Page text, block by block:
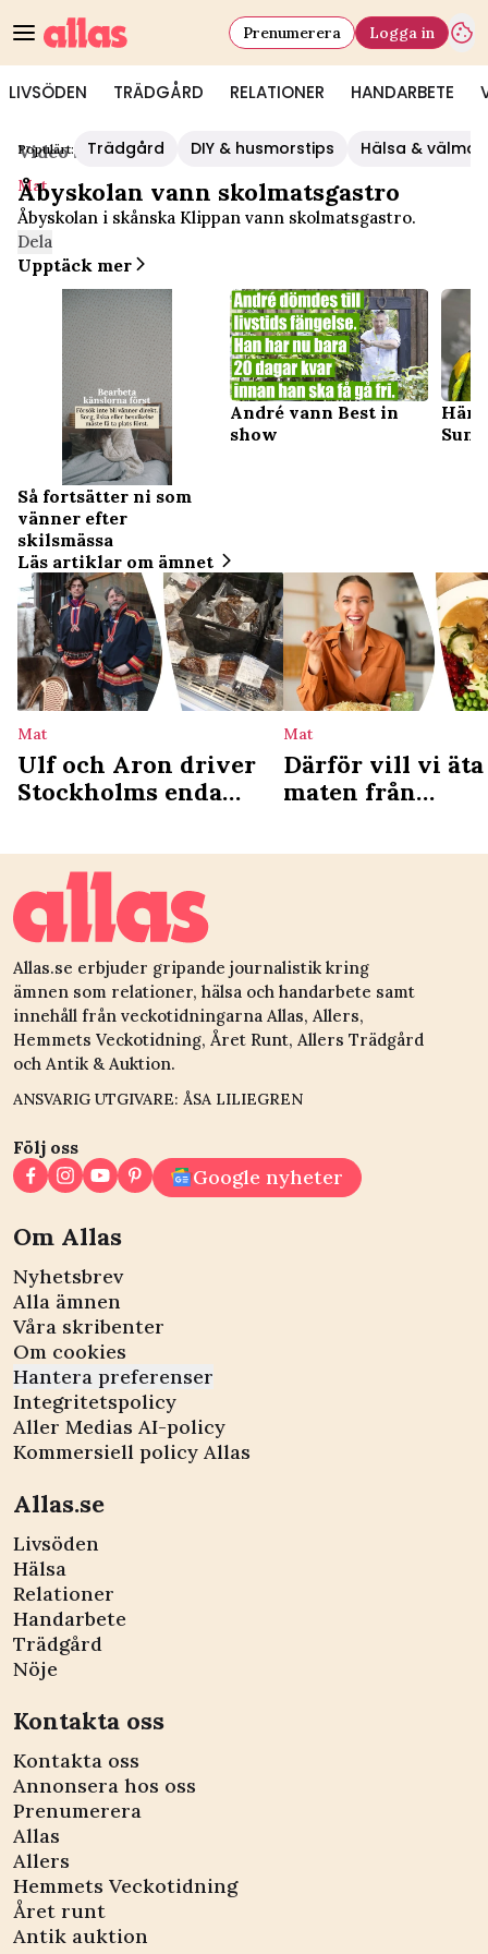
LIVSÖDEN TRÄDGÅRD RELATIONER HANDARBETE
Prenumerera Logga in
Populärt: Trädgård DIY & husmorstips Hälsa &
Video Start/Mat
Mat
Åbyskolan vann skolmatsgastro
Åbyskolan i skånska Klippan vann skolmatsgastro.
Dela
Upptäck mer
Så fortsätter ni som
vänner efter
skilsmässa
André vann Best in
show
Här
Läs artiklar om ämnet
Mat
Ulf och Aron driver
Stockholms enda
det som en
kulturgärning”
Mat
Därför vill vi äta
maten från
studie förklarar
Allas.se erbjuder gripande journalistik kring
ämnen som relationer, hälsa och handarbete samt
innehåll från veckotidningarna Allas, Allers,
Hemmets Veckotidning, Året Runt, Allers Trädgård
och Antik & Auktion.
ANSVARIG UTGIVARE: ÅSA LILIEGREN
Följ oss
Google nyheter
Om Allas
Nyhetsbrev
Alla ämnen
Våra skribenter
Om cookies
Hantera preferenser
Integritetspolicy
Aller Medias AI-policy
Kommersiell policy Allas
Allas.se
Livsöden
Hälsa
Relationer
Handarbete
Trädgård
Nöje
Kontakta oss
Kontakta oss
Annonsera hos oss
Prenumerera
Allas
Allers
Hemmets Veckotidning
Året runt
Antik auktion